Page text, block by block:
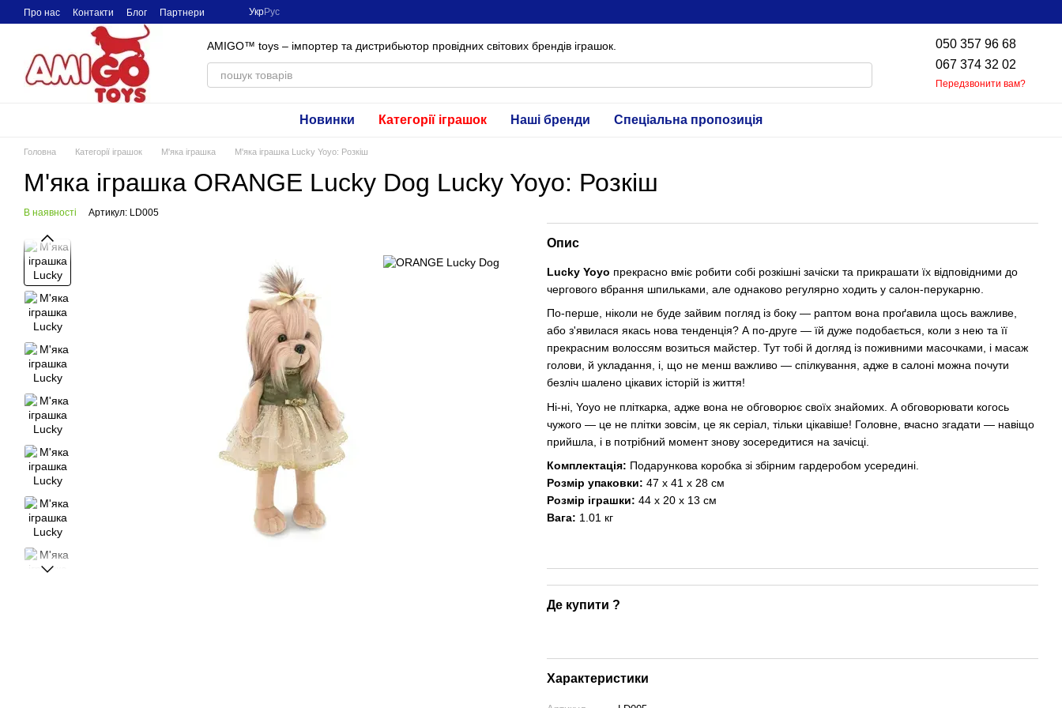
Перейти до основного контенту
Про нас Контакти Блог Партнери УкрРус
AMIGO™ toys – імпортер та дистрибьютор провідних світових брендів іграшок.
050 357 96 68
067 374 32 02
Передзвонити вам?
Новинки Категорії іграшок Наші бренди Спеціальна пропозиція
Головна Категорії іграшок М'яка іграшка М'яка іграшка Lucky Yoyo: Розкіш
М'яка іграшка ORANGE Lucky Dog Lucky Yoyo: Розкіш
В наявності Артикул: LD005
Опис
Lucky Yoyo прекрасно вміє робити собі розкішні зачіски та прикрашати їх відповідними до
чергового вбрання шпильками, але однаково регулярно ходить у салон-перукарню.
По-перше, ніколи не буде зайвим погляд із боку — раптом вона проґавила щось важливе,
або з'явилася якась нова тенденція? А по-друге — їй дуже подобається, коли з нею та її
прекрасним волоссям возиться майстер. Тут тобі й догляд із поживними масочками, і масаж
голови, й укладання, і, що не менш важливо — спілкування, адже в салоні можна почути
безліч шалено цікавих історій із життя!
Ні-ні, Yoyo не пліткарка, адже вона не обговорює своїх знайомих. А обговорювати когось
чужого — це не плітки зовсім, це як серіал, тільки цікавіше! Головне, вчасно згадати — навіщо
прийшла, і в потрібний момент знову зосередитися на зачісці.
Комплектація: Подарункова коробка зі збірним гардеробом усередині.
Розмір упаковки: 47 х 41 х 28 см
Розмір іграшки: 44 х 20 х 13 см
Вага: 1.01 кг
Де купити ?
Характеристики